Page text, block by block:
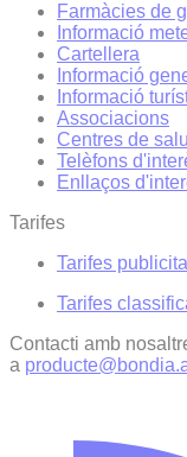
Farmàcies de
Informació
Cartellera
Informació
Informació
Associacions
Centres de
Telèfons
Enllaços
Tarifes
Tarifes
Tarifes
Contacti amb
a